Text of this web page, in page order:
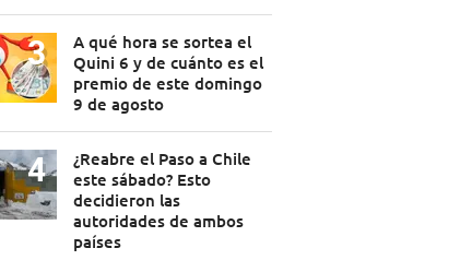
A qué hora se sortea el
Quini 6 y de cuánto es el
premio de este domingo
9 de agosto
¿Reabre el Paso a Chile
este sábado? Esto
decidieron las
autoridades de ambos
países